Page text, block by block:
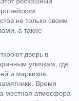
не только своим
а также
дверь в
уличкам, где
и маркизов:
Время
местная атмосфера